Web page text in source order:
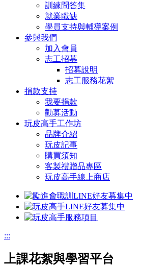
訓練問答集
就業職缺
學員支持與輔導案例
參與我們
加入會員
志工招募
招募說明
志工服務花絮
捐款支持
我要捐款
勸募活動
玩皮高手工作坊
品牌介紹
玩皮記事
購買須知
客製禮贈品專區
玩皮高手線上商店
:::
上課花絮與學習平台